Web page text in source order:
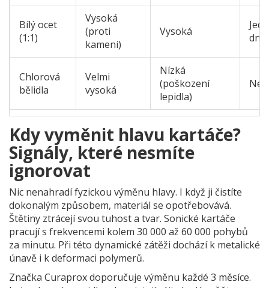
Bílý ocet
(1:1)
Vysoká
(proti
kameni)
Vysoká
dní
Chlorová
bělidla
Velmi
vysoká
Nízká
(poškození
lepidla)
Kdy vyměnit hlavu kartáče?
Signály, které nesmíte
ignorovat
Nic nenahradí fyzickou výměnu hlavy. I když ji čistíte
dokonalým způsobem, materiál se opotřebovává.
Štětiny ztrácejí svou tuhost a tvar. Sonické kartáče
pracují s frekvencemi kolem 30 000 až 60 000 pohybů
za minutu. Při této dynamické zátěži dochází k metalické
únavě i k deformaci polymerů.
Značka Curaproxdoporučuje výměnu každé 3 měsíce.